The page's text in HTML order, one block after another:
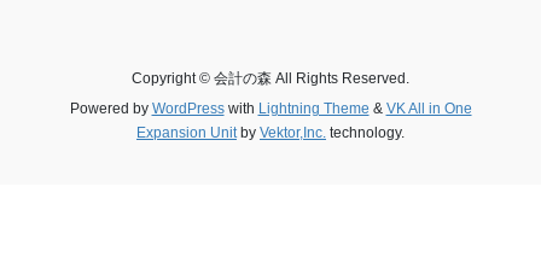
Copyright © 会計の森 All Rights Reserved.
Powered by WordPresswith Lightning Theme & VK All in One
Expansion Unit by Vektor,Inc. technology.